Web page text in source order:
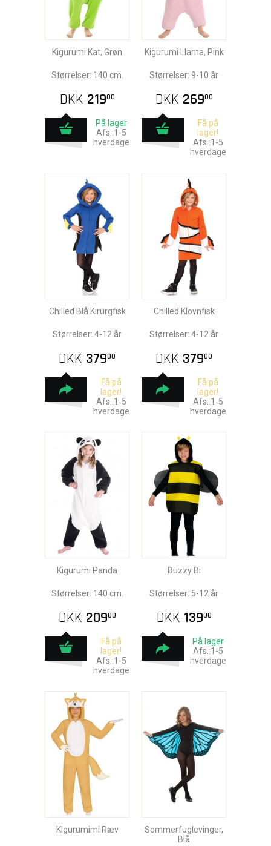
Kigurumi Kat, Grøn
Størrelser: 140 cm.
DKK 21900
På lager
Afs.:1-5
hverdage
Kigurumi Llama, Pink
Størrelser: 9-10 år
DKK 26900
Få på
lager!
Afs.:1-5
hverdage
Chilled Blå Kirurgfisk
Størrelser: 4-12 år
DKK 37900
Få på
lager!
Afs.:1-5
hverdage
Chilled Klovnfisk
Størrelser: 4-12 år
DKK 37900
Få på
lager!
Afs.:1-5
hverdage
Kigurumi Panda
Størrelser: 140 cm.
DKK 20900
Få på
lager!
Afs.:1-5
hverdage
Buzzy Bi
Størrelser: 5-12 år
DKK 13900
På lager
Afs.:1-5
hverdage
Kigurumimi Ræv
Sommerfuglevinger,
Blå